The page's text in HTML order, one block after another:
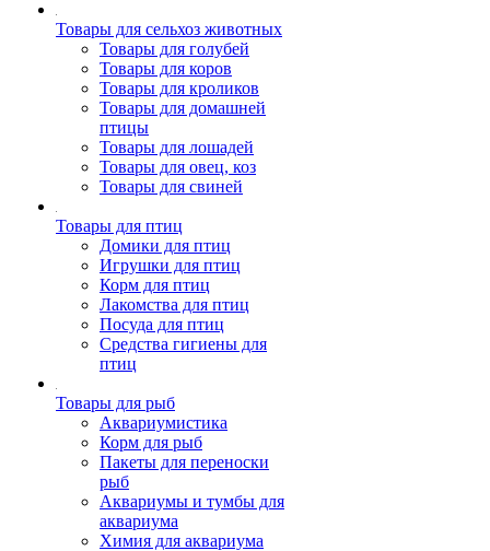
Товары для сельхоз животных
Товары для голубей
Товары для коров
Товары для кроликов
Товары для домашней
птицы
Товары для лошадей
Товары для овец, коз
Товары для свиней
Товары для птиц
Домики для птиц
Игрушки для птиц
Корм для птиц
Лакомства для птиц
Посуда для птиц
Средства гигиены для
птиц
Товары для рыб
Аквариумистика
Корм для рыб
Пакеты для переноски
рыб
Аквариумы и тумбы для
аквариума
Химия для аквариума